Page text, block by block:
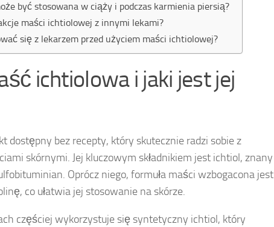
być stosowana w ciąży i podczas karmienia piersią?
maści ichtiolowej z innymi lekami?
się z lekarzem przed użyciem maści ichtiolowej?
ichtiolowa i jaki jest jej
dostępny bez recepty, który skutecznie radzi sobie z
skórnymi. Jej kluczowym składnikiem jest ichtiol, znany
Oprócz niego, formuła maści wzbogacona jest
co ułatwia jej stosowanie na skórze.
częściej wykorzystuje się syntetyczny ichtiol, który